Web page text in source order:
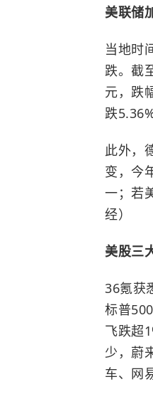
美联储
当地时
跌。截
元，跌
跌5.36%
此外，
变，今
一；若
经）
美股三
36氪获
标普
飞跌超
少，蔚
车、网